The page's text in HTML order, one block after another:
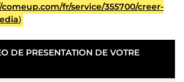
fr/service/355700/creer-
)
DE PRESENTATION DE VOTRE